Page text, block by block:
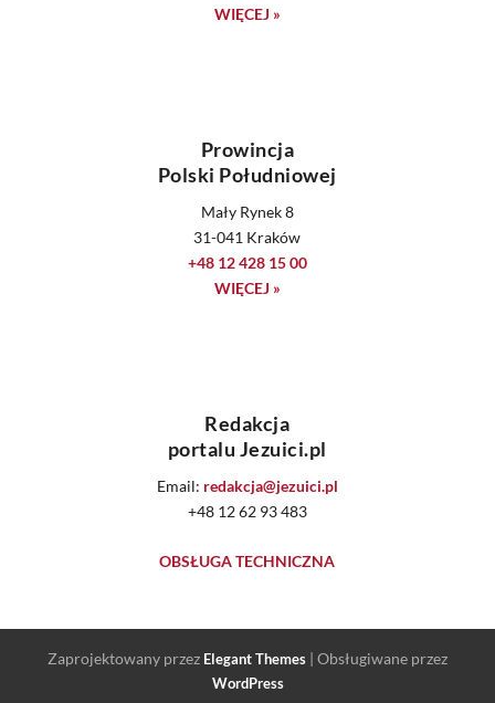
WIĘCEJ »
Prowincja
Polski Południowej
Mały Rynek 8
31-041 Kraków
+48 12 428 15 00
WIĘCEJ »
Redakcja
portalu Jezuici.pl
Email: redakcja@jezuici.pl
+48 12 62 93 483
OBSŁUGA TECHNICZNA
Zaprojektowany przez Elegant Themes | Obsługiwane przez
WordPress